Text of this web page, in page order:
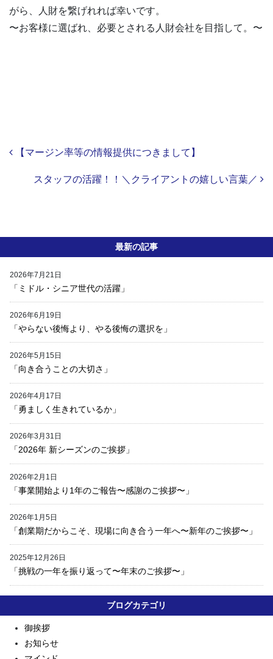
がら、人財を繋げれれば幸いです。
〜お客様に選ばれ、必要とされる人財会社を目指して。〜
Post navigation
【マージン率等の情報提供につきまして】
スタッフの活躍！！＼クライアントの嬉しい言葉／
最新の記事
「ミドル・シニア世代の活躍」
2026年7月21日
「やらない後悔より、やる後悔の選択を」
2026年6月19日
「向き合うことの大切さ」
2026年5月15日
「勇ましく生きれているか」
2026年4月17日
「2026年 新シーズンのご挨拶」
2026年3月31日
「事業開始より1年のご報告〜感謝のご挨拶〜」
2026年2月1日
「創業期だからこそ、現場に向き合う一年へ〜新年のご挨拶〜」
2026年1月5日
「挑戦の一年を振り返って〜年末のご挨拶〜」
2025年12月26日
ブログカテゴリ
御挨拶
お知らせ